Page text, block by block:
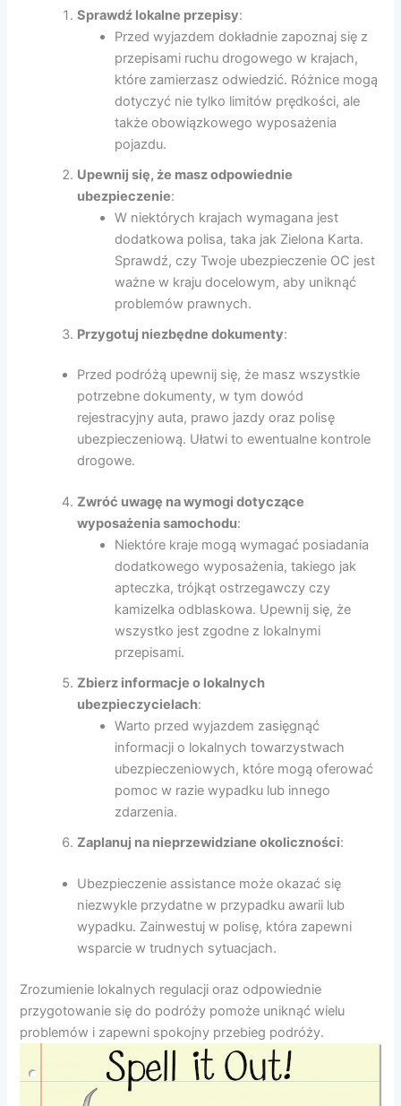
Sprawdź lokalne przepisy:
Przed wyjazdem dokładnie zapoznaj się z
przepisami ruchu drogowego w krajach,
które zamierzasz odwiedzić. Różnice mogą
dotyczyć nie tylko limitów prędkości, ale
także obowiązkowego wyposażenia
pojazdu.
Upewnij się, że masz odpowiednie
ubezpieczenie:
W niektórych krajach wymagana jest
dodatkowa polisa, taka jak Zielona Karta.
Sprawdź, czy Twoje ubezpieczenie OC jest
ważne w kraju docelowym, aby uniknąć
problemów prawnych.
Przygotuj niezbędne dokumenty:
Przed podróżą upewnij się, że masz wszystkie
potrzebne dokumenty, w tym dowód
rejestracyjny auta, prawo jazdy oraz polisę
ubezpieczeniową. Ułatwi to ewentualne kontrole
drogowe.
Zwróć uwagę na wymogi dotyczące
wyposażenia samochodu:
Niektóre kraje mogą wymagać posiadania
dodatkowego wyposażenia, takiego jak
apteczka, trójkąt ostrzegawczy czy
kamizelka odblaskowa. Upewnij się, że
wszystko jest zgodne z lokalnymi
przepisami.
Zbierz informacje o lokalnych
ubezpieczycielach:
Warto przed wyjazdem zasięgnąć
informacji o lokalnych towarzystwach
ubezpieczeniowych, które mogą oferować
pomoc w razie wypadku lub innego
zdarzenia.
Zaplanuj na nieprzewidziane okoliczności:
Ubezpieczenie assistance może okazać się
niezwykle przydatne w przypadku awarii lub
wypadku. Zainwestuj w polisę, która zapewni
wsparcie w trudnych sytuacjach.
Zrozumienie lokalnych regulacji oraz odpowiednie
przygotowanie się do podróży pomoże uniknąć wielu
problemów i zapewni spokojny przebieg podróży.